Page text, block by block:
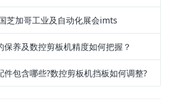
芝加哥工业及自动化展会imts
养及数控剪板机精度如何把握？
包含哪些?数控剪板机挡板如何调整?